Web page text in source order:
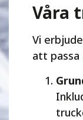
Våra
Vi
att passa